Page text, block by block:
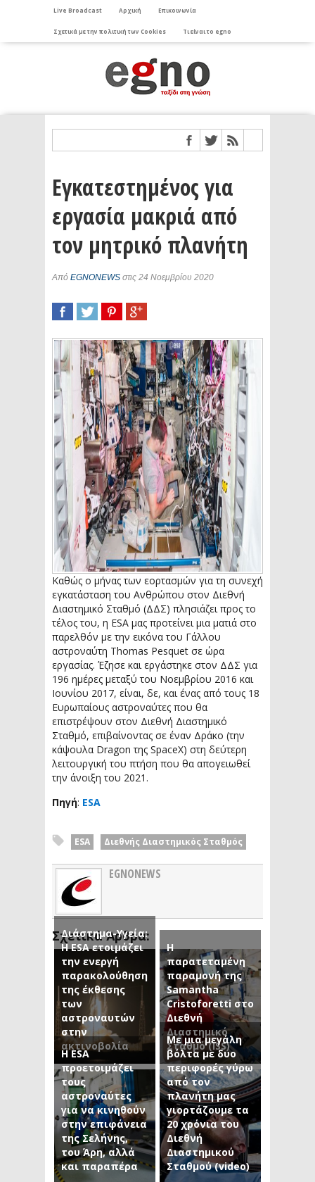
Live Broadcast Αρχική Επικοινωνία
Σχετικά με την πολιτική των Cookies Τι είναι το egno
Εγκατεστημένος για
εργασία μακριά από
τον μητρικό πλανήτη
Από EGNONEWS στις 24 Νοεμβρίου 2020
Καθώς ο μήνας των εορτασμών για τη συνεχή
εγκατάσταση του Ανθρώπου στον Διεθνή
Διαστημικό Σταθμό (ΔΔΣ) πλησιάζει προς το
τέλος του, η ESA μας προτείνει μια ματιά στο
παρελθόν με την εικόνα του Γάλλου
αστροναύτη Thomas Pesquet σε ώρα
εργασίας. Έζησε και εργάστηκε στον ΔΔΣ για
196 ημέρες μεταξύ του Νοεμβρίου 2016 και
Ιουνίου 2017, είναι, δε, και ένας από τους 18
Ευρωπαίους αστροναύτες που θα
επιστρέψουν στον Διεθνή Διαστημικό
Σταθμό, επιβαίνοντας σε έναν Δράκο (την
κάψουλα Dragon της SpaceX) στη δεύτερη
λειτουργική του πτήση που θα απογειωθεί
την άνοιξη του 2021.
Πηγή: ESA
ESA Διεθνής Διαστημικός Σταθμός
EGNONEWS
Σχετικά Άρθρα:
Διάστημα-Υγεία:
H ESA ετοιμάζει
την ενεργή
παρακολούθηση
της έκθεσης
των
αστροναυτών
στην
ακτινοβολία
Η
παρατεταμένη
παραμονή της
Samantha
Cristoforetti στο
Διεθνή
Διαστημικό
Σταθμό (ISS)
Η ESA
προετοιμάζει
τους
αστροναύτες
για να κινηθούν
στην επιφάνεια
της Σελήνης,
του Άρη, αλλά
και παραπέρα
Με μια μεγάλη
βόλτα με δυο
περιφορές γύρω
από τον
πλανήτη μας
γιορτάζουμε τα
20 χρόνια του
Διεθνή
Διαστημικού
Σταθμού (video)